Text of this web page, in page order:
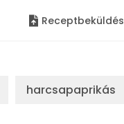
Receptbeküldés
harcsapaprikás